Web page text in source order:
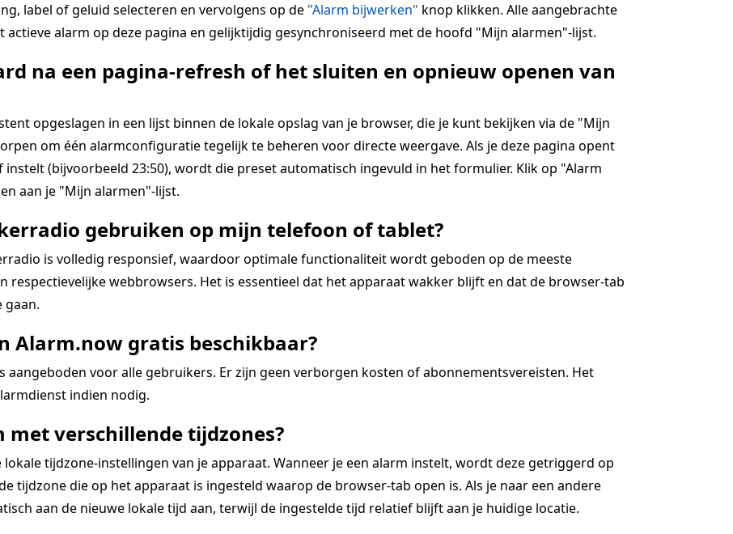
label of geluid selecteren en vervolgens op de "Alarm bijwerken" knop klikken. Alle aangebrachte
alarm op deze pagina en gelijktijdig gesynchroniseerd met de hoofd "Mijn alarmen"-lijst.
na een pagina-refresh of het sluiten en opnieuw openen van
opgeslagen in een lijst binnen de lokale opslag van je browser, die je kunt bekijken via de "Mijn
om één alarmconfiguratie tegelijk te beheren voor directe weergave. Als je deze pagina opent
instelt (bijvoorbeeld 23:50), wordt die preset automatisch ingevuld in het formulier. Klik op "Alarm
aan je "Mijn alarmen"-lijst.
gebruiken op mijn telefoon of tablet?
is volledig responsief, waardoor optimale functionaliteit wordt geboden op de meeste
respectievelijke webbrowsers. Het is essentieel dat het apparaat wakker blijft en dat de browser-tab
Alarm.now gratis beschikbaar?
aangeboden voor alle gebruikers. Er zijn geen verborgen kosten of abonnementsvereisten. Het
indien nodig.
met verschillende tijdzones?
tijdzone-instellingen van je apparaat. Wanneer je een alarm instelt, wordt deze getriggerd op
tijdzone die op het apparaat is ingesteld waarop de browser-tab open is. Als je naar een andere
aan de nieuwe lokale tijd aan, terwijl de ingestelde tijd relatief blijft aan je huidige locatie.